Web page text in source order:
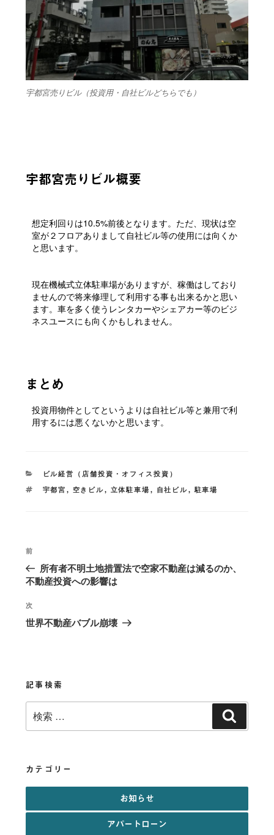
宇都宮売りビル（投資用・自社ビルどちらでも）
宇都宮売りビル概要
想定利回りは10.5%前後となります。ただ、現状は空
室が２フロアありまして自社ビル等の使用には向くか
と思います。
現在機械式立体駐車場がありますが、稼働はしており
ませんので将来修理して利用する事も出来るかと思い
ます。車を多く使うレンタカーやシェアカー等のビジ
ネスユースにも向くかもしれません。
まとめ
投資用物件としてというよりは自社ビル等と兼用で利
用するには悪くないかと思います。
カ
ゴ
ビル経営（店舗投資・オフィス投資）
タ
宇都宮 , 空きビル, 立体駐車場 , 自社ビル, 駐車場
投
稿
ナ
ビ
ゲ
ン
過
去
の
投
稿
前
所有者不明土地措置法で空家不動産は減るのか、
不動産投資への影響は
次
の
投
次
世界不動産バブル崩壊
記事検索
索:
索
カテゴリー
お知らせ
アパートローン